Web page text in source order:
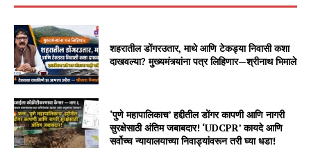
शहरातील डोंगरउतार, माथे आणि टेकड्या निवासी कशा
दाखवल्या? मुख्यमंत्र्यांना पत्र लिहिणार—श्रीनाथ भिमाले
‘पुणे महापालिकाच’ हद्दीतील डोंगर कापणी आणि नागरी
सुरक्षेसाठी अंतिम जबाबदार! ‘UDCPR’ कायदे आणि
सर्वोच्च न्यायालयाच्या निवाड्यांवरून तरी घ्या धडा!